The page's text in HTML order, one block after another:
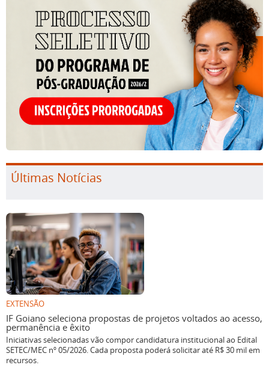
Últimas Notícias
EXTENSÃO
IF Goiano seleciona propostas de projetos voltados ao acesso,
permanência e êxito
Iniciativas selecionadas vão compor candidatura institucional ao Edital
SETEC/MEC nº 05/2026. Cada proposta poderá solicitar até R$ 30 mil em
recursos.